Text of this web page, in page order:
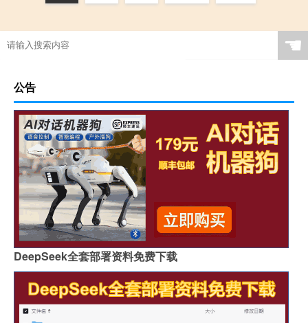
☚
公告
DeepSeek全套部署资料免费下载